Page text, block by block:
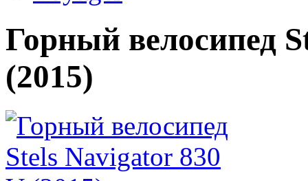
Горный велосипед
(2015)